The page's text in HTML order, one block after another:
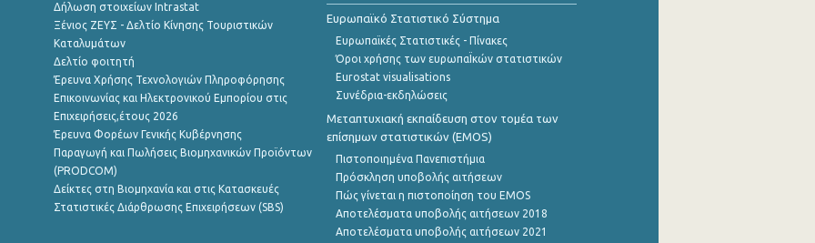
Δήλωση στοιχείων Intrastat
Ξένιος ΖΕΥΣ - Δελτίο Κίνησης Τουριστικών
Καταλυμάτων
Δελτίο φοιτητή
Έρευνα Χρήσης Τεχνολογιών Πληροφόρησης
Επικοινωνίας και Ηλεκτρονικού Εμπορίου στις
Επιχειρήσεις,έτους 2026
Έρευνα Φορέων Γενικής Κυβέρνησης
Παραγωγή και Πωλήσεις Βιομηχανικών Προϊόντων
(PRODCOM)
Δείκτες στη Βιομηχανία και στις Κατασκευές
Στατιστικές Διάρθρωσης Επιχειρήσεων (SBS)
Ευρωπαϊκό Στατιστικό Σύστημα
Ευρωπαϊκές Στατιστικές - Πίνακες
Όροι χρήσης των ευρωπαΪκών στατιστικών
Eurostat visualisations
Συνέδρια-εκδηλώσεις
Μεταπτυχιακή εκπαίδευση στον τομέα των
επίσημων στατιστικών (EMOS)
Πιστοποιημένα Πανεπιστήμια
Πρόσκληση υποβολής αιτήσεων
Πώς γίνεται η πιστοποίηση του EMOS
Αποτελέσματα υποβολής αιτήσεων 2018
Αποτελέσματα υποβολής αιτήσεων 2021